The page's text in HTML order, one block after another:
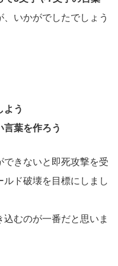
いかがでしたでしょう
よう
言葉を作ろう
できないと即死攻撃を受
ド破壊を目標にしまし
むのが一番だと思いま